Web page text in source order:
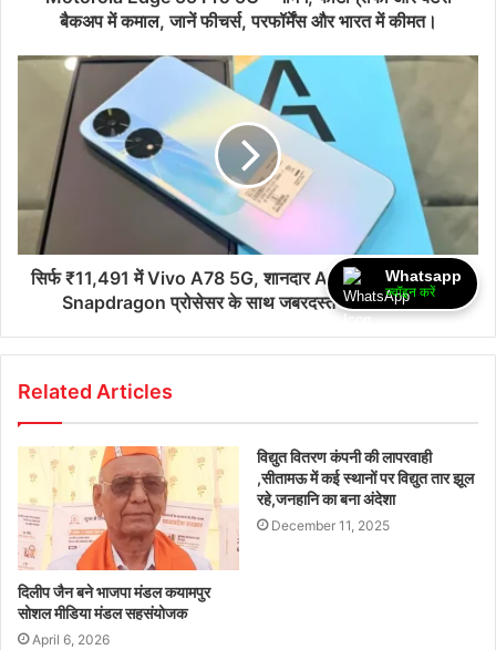
बैकअप में कमाल, जानें फीचर्स, परफॉर्मेंस और भारत में कीमत।
सिर्फ ₹11,491 में Vivo A78 5G, शानदार AMOLED डिस्प्ले और
Snapdragon प्रोसेसर के साथ जबरदस्त परफॉर्मेंस देगा।
Related Articles
दिलीप जैन बने भाजपा मंडल कयामपुर
सोशल मीडिया मंडल सहसंयोजक
April 6, 2026
विद्युत वितरण कंपनी की लापरवाही
,सीतामऊ में कई स्थानों पर विद्युत तार झूल
रहे,जनहानि का बना अंदेशा
December 11, 2025
Whatsapp
ज्वॉइन करें